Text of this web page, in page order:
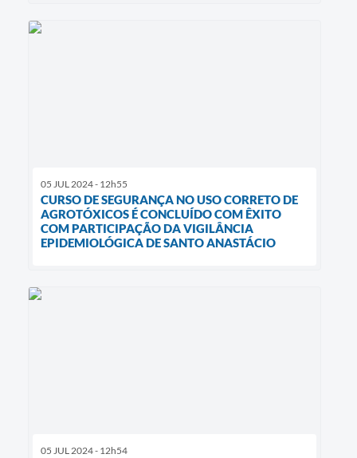
05 JUL 2024 - 12h55
CURSO DE SEGURANÇA NO USO CORRETO DE
AGROTÓXICOS É CONCLUÍDO COM ÊXITO
COM PARTICIPAÇÃO DA VIGILÂNCIA
EPIDEMIOLÓGICA DE SANTO ANASTÁCIO
05 JUL 2024 - 12h54